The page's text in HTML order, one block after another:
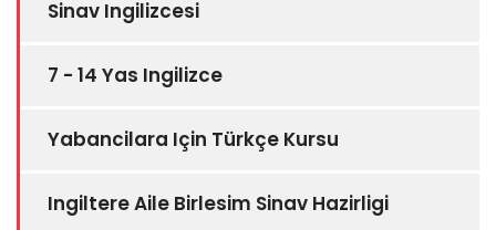
Sinav Ingilizcesi
7 - 14 Yas Ingilizce
Yabancilara Için Türkçe Kursu
Ingiltere Aile Birlesim Sinav Hazirligi